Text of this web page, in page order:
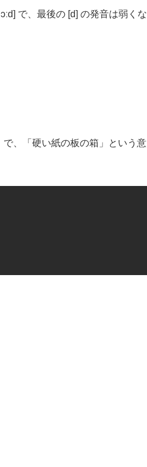
で、最後の [d] の発音は弱くな
、「硬い紙の板の箱」という意